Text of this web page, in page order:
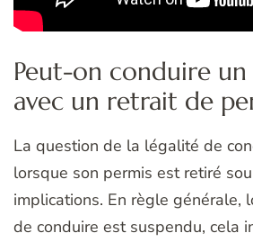
Peut-on conduire
avec un retrait de
La question de la légalité de
lorsque son permis est retiré
implications. En règle générale,
de conduire est suspendu, cela